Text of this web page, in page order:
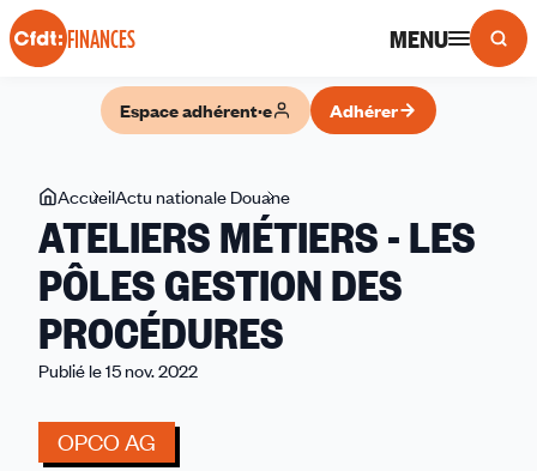
Panneau de gestion des cookies
FINANCES MENU
Espace adhérent·e Adhérer
Vous
êtes
ici
AccueilActu nationale Douane
MÉTIERS
-
LES
ATELIERS MÉTIERS - LES
PÔLES GESTION DES
PROCÉDURES
Publié le 15 nov. 2022
OPCO AG